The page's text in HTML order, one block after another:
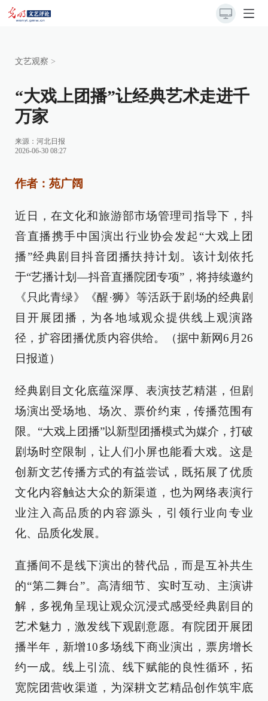
文艺观察 >
“大戏上团播”让经典艺术走进千
万家
来源： 河北日报
2026-06-30 08:27
作者：苑广阔
近日，在文化和旅游部市场管理司指导下，抖
音直播携手中国演出行业协会发起“大戏上团
播”经典剧目抖音团播扶持计划。该计划依托
于“艺播计划—抖音直播院团专项”，将持续邀约
《只此青绿》《醒·狮》等活跃于剧场的经典剧
目开展团播，为各地域观众提供线上观演路
径，扩容团播优质内容供给。（据中新网6月26
日报道）
经典剧目文化底蕴深厚、表演技艺精湛，但剧
场演出受场地、场次、票价约束，传播范围有
限。“大戏上团播”以新型团播模式为媒介，打破
剧场时空限制，让人们小屏也能看大戏。这是
创新文艺传播方式的有益尝试，既拓展了优质
文化内容触达大众的新渠道，也为网络表演行
业注入高品质的内容源头，引领行业向专业
化、品质化发展。
直播间不是线下演出的替代品，而是互补共生
的“第二舞台”。高清细节、实时互动、主演讲
解，多视角呈现让观众沉浸式感受经典剧目的
艺术魅力，激发线下观剧意愿。有院团开展团
播半年，新增10多场线下商业演出，票房增长
约一成。线上引流、线下赋能的良性循环，拓
宽院团营收渠道，为深耕文艺精品创作筑牢底